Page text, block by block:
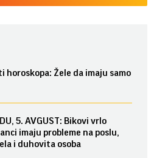
horoskopa: Žele da imaju samo
5. AVGUST: Bikovi vrlo
imaju probleme na poslu,
i duhovita osoba